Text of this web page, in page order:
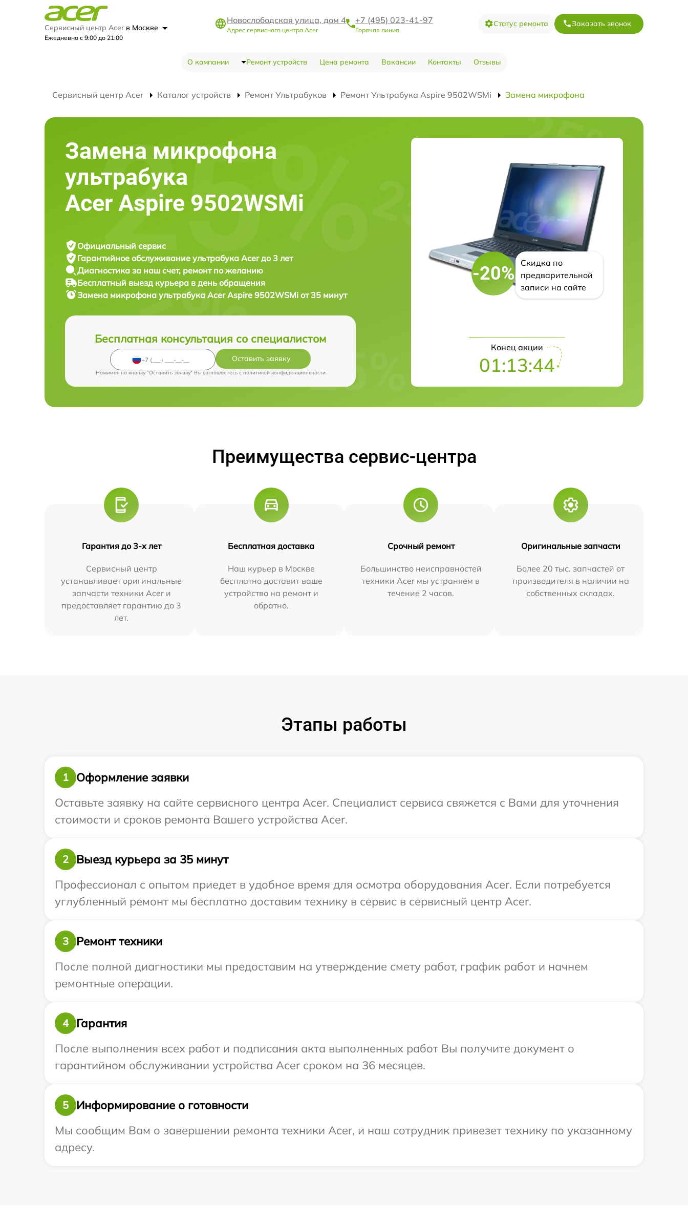
Сервисный центр Acer в Москве
Ежедневно с 9:00 до 21:00
Новослободская улица, дом 4
Адрес сервисного центра Acer
+7 (495) 023-41-97
Горячая линия
Статус ремонта Заказать звонок
О компании Ремонт устройств Цена ремонта Вакансии Контакты Отзывы
Сервисный центр Acer Каталог устройств Ремонт Ультрабуков Ремонт Ультрабука Aspire 9502WSMi Замена микрофона
Замена микрофона
ультрабука
Acer Aspire 9502WSMi
Официальный сервис
Гарантийное обслуживание ультрабука Acer до 3 лет
Диагностика за наш счет, ремонт по желанию
Бесплатный выезд курьера в день обращения
Замена микрофона ультрабука Acer Aspire 9502WSMi от 35 минут
Бесплатная консультация со специалистом
Оставить заявку
Нажимая на кнопку "Оставить заявку" Вы соглашаетесь c политикой конфиденциальности
-20%
Скидка по
предварительной
записи на сайте
Конец акции
01:13:43
Преимущества сервис-центра
Гарантия до 3-х лет
Сервисный центр
устанавливает оригинальные
запчасти техники Acer и
предоставляет гарантию до 3
лет.
Бесплатная доставка
Наш курьер в Москве
бесплатно доставит ваше
устройство на ремонт и
обратно.
Срочный ремонт
Большинство неисправностей
техники Acer мы устраняем в
течение 2 часов.
Оригинальные запчасти
Более 20 тыс. запчастей от
производителя в наличии на
собственных складах.
Этапы работы
1
Оформление заявки
Оставьте заявку на сайте сервисного центра Acer. Специалист сервиса свяжется с Вами для уточнения
стоимости и сроков ремонта Вашего устройства Acer.
2
Выезд курьера за 35 минут
Профессионал с опытом приедет в удобное время для осмотра оборудования Acer. Если потребуется
углубленный ремонт мы бесплатно доставим технику в сервис в сервисный центр Acer.
3
Ремонт техники
После полной диагностики мы предоставим на утверждение смету работ, график работ и начнем
ремонтные операции.
4
Гарантия
После выполнения всех работ и подписания акта выполненных работ Вы получите документ о
гарантийном обслуживании устройства Acer сроком на 36 месяцев.
5
Информирование о готовности
Мы сообщим Вам о завершении ремонта техники Acer, и наш сотрудник привезет технику по указанному
адресу.